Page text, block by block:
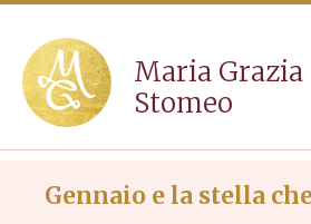
Maria Grazia
Stomeo
Gennaio e la stella